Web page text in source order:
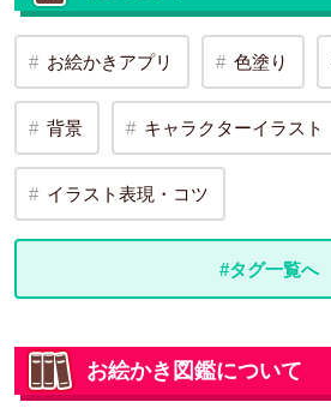
お絵かきアプリ 色塗り
背景 キャラクターイラスト
イラスト表現・コツ
#タグ一覧へ
お絵かき図鑑について